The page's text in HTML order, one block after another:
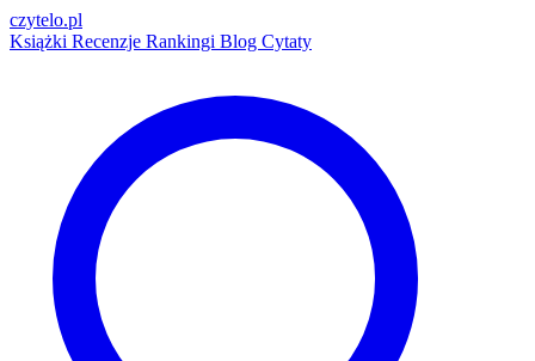
czytelo.pl
Książki Recenzje Rankingi Blog Cytaty